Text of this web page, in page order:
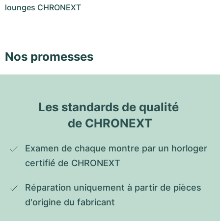
lounges CHRONEXT
Nos promesses
Les standards de qualité
de CHRONEXT
Examen de chaque montre par un horloger
certifié de CHRONEXT
Réparation uniquement à partir de pièces
d'origine du fabricant